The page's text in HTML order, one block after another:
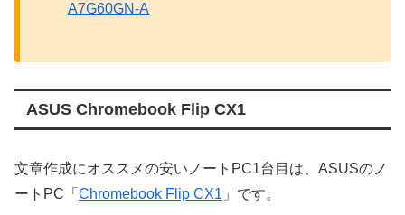
A7G60GN-A
ASUS Chromebook Flip CX1
文章作成にオススメの安いノートPC1台目は、ASUSのノ
ートPC「 Chromebook Flip CX1 」です。